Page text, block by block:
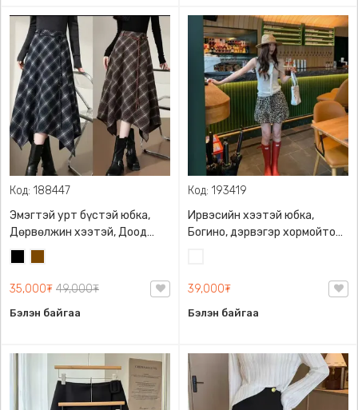
Код: 188447
Эмэгтэй урт бүстэй юбка,
Дөрвөлжин хээтэй, Доод
хэсгээрээ тэгш бус
долгиолсон эсгүүртэй, 2
өнгийн сонголттой
35,000₮ 49,000₮
Бэлэн байгаа
Код: 193419
Ирвэсийн хээтэй юбка,
Богино, дэрвэгэр хормойтой,
39,000₮
Бэлэн байгаа